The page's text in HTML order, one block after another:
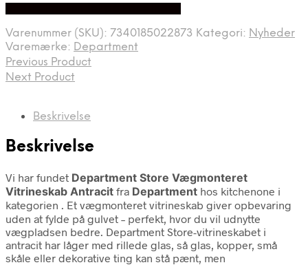
Varenummer (SKU): 7340185022873 Kategori: Nyheder
Varemærke: Department
Previous Product
Next Product
Beskrivelse
Beskrivelse
Vi har fundet Department Store Vægmonteret
Vitrineskab Antracit fra Department hos kitchenone i
kategorien . Et vægmonteret vitrineskab giver opbevaring
uden at fylde på gulvet – perfekt, hvor du vil udnytte
vægpladsen bedre. Department Store-vitrineskabet i
antracit har låger med rillede glas, så glas, kopper, små
skåle eller dekorative ting kan stå pænt, men